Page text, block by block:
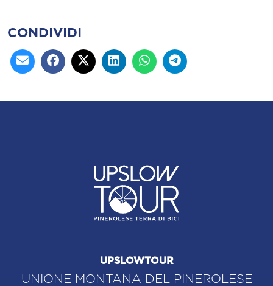
CONDIVIDI
UPSLOWTOUR
UNIONE MONTANA DEL PINEROLESE